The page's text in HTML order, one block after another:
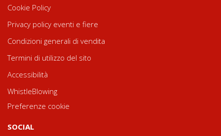
Cookie Policy
Privacy policy eventi e fiere
Condizioni generali di vendita
Termini di utilizzo del sito
Accessibilità
WhistleBlowing
Preferenze cookie
SOCIAL